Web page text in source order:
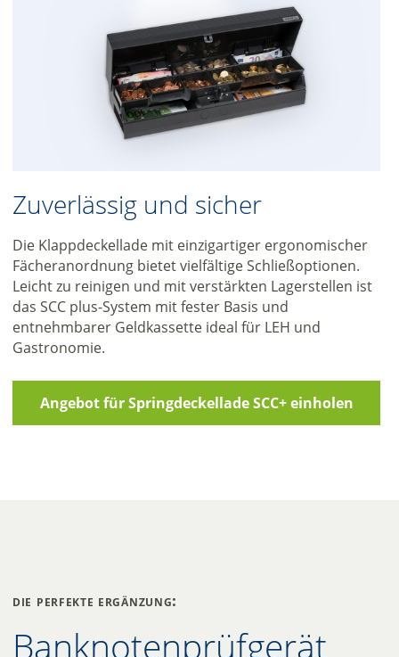
Zuverlässig und sicher
Die Klappdeckellade mit einzigartiger ergonomischer
Fächeranordnung bietet vielfältige Schließoptionen.
Leicht zu reinigen und mit verstärkten Lagerstellen ist
das SCC plus-System mit fester Basis und
entnehmbarer Geldkassette ideal für LEH und
Gastronomie.
Angebot für Springdeckellade SCC+ einholen
die perfekte ergänzung:
Banknotenprüfgerät